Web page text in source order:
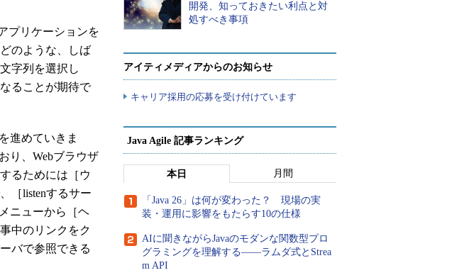
プリケーションを
のような、しば
字列を選択し
ることが期待で
進めていきま
り、Webブラウザ
るためには［ウ
［listenするサー
ニューから［ヘ
中のリンクをク
バで参照できる
開発、知っておきたい利点と対
処すべき事項
アイティメディアからのお知らせ
キャリア採用の応募を受け付けています
Java Agile 記事ランキング
本日 月間
「Java 26」は何が変わった？ 現場の実
装・運用に影響をもたらす10の仕様
AIに聞きながらJavaのモダンな関数型プロ
グラミングを理解する――ラムダ式とStrea
m API